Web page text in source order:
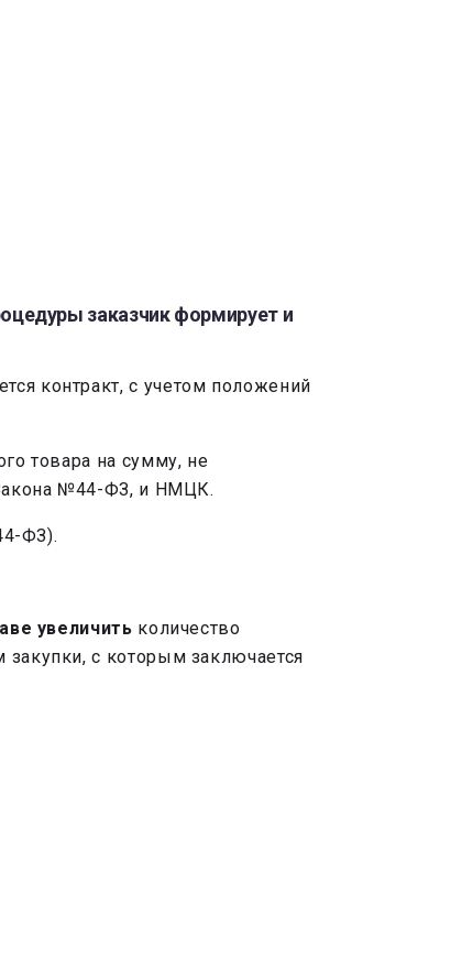
заказчик формирует и
контракт, с учетом положений
товара на сумму, не
№44-ФЗ, и НМЦК.
ФЗ).
увеличить количество
с которым заключается